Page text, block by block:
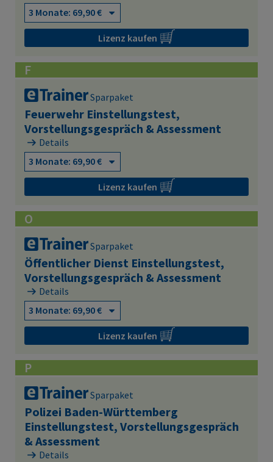
Lizenz kaufen
F
Sparpaket
Feuerwehr Einstellungstest,
Vorstellungsgespräch & Assessment
Details
Lizenz kaufen
O
Sparpaket
Öffentlicher Dienst Einstellungstest,
Vorstellungsgespräch & Assessment
Details
Lizenz kaufen
P
Sparpaket
Polizei Baden-Württemberg
Einstellungstest, Vorstellungsgespräch
& Assessment
Details